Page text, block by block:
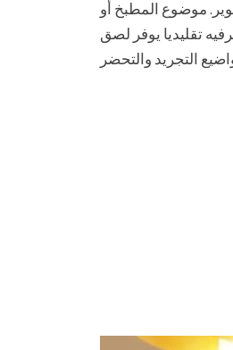
موضوع المطبخ أو
تقليديا يوفر لصق